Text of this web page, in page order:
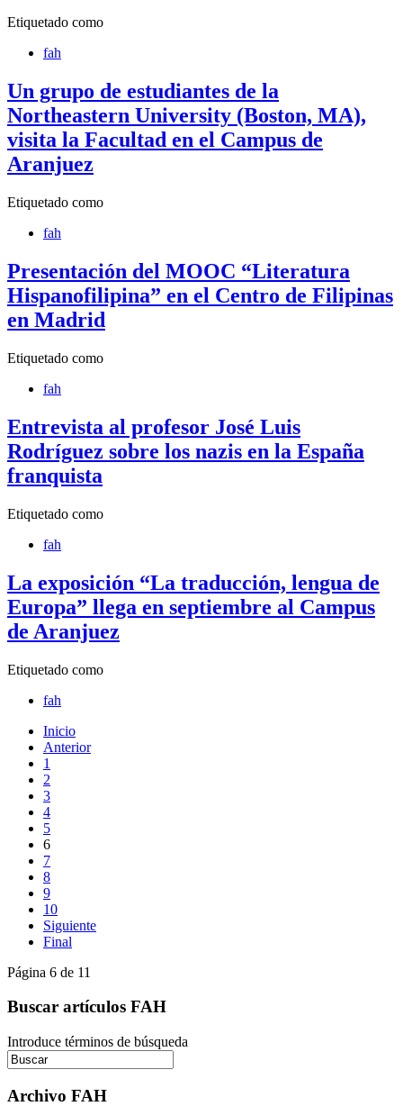
Etiquetado como
fah
Un grupo de estudiantes de la
Northeastern University (Boston, MA),
visita la Facultad en el Campus de
Aranjuez
Etiquetado como
fah
Presentación del MOOC “Literatura
Hispanofilipina” en el Centro de Filipinas
en Madrid
Etiquetado como
fah
Entrevista al profesor José Luis
Rodríguez sobre los nazis en la España
franquista
Etiquetado como
fah
La exposición “La traducción, lengua de
Europa” llega en septiembre al Campus
de Aranjuez
Etiquetado como
fah
Inicio
Anterior
1
2
3
4
5
6
7
8
9
10
Siguiente
Final
Página 6 de 11
Buscar artículos FAH
Introduce términos de búsqueda
Archivo FAH